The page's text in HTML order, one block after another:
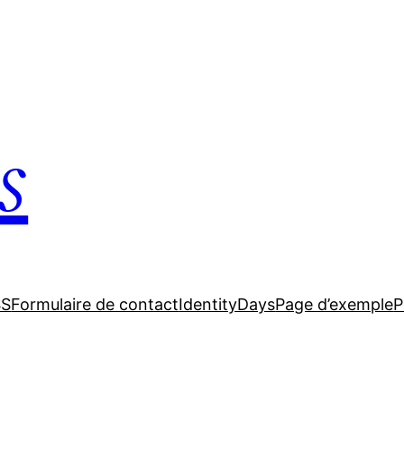
Formulaire de contactIdentityDaysPage d’exemple